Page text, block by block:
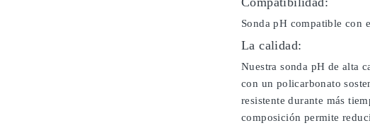
Sonda pH compatible con
La calidad:
Nuestra sonda pH de alta
con un policarbonato
resistente durante más
composición permite